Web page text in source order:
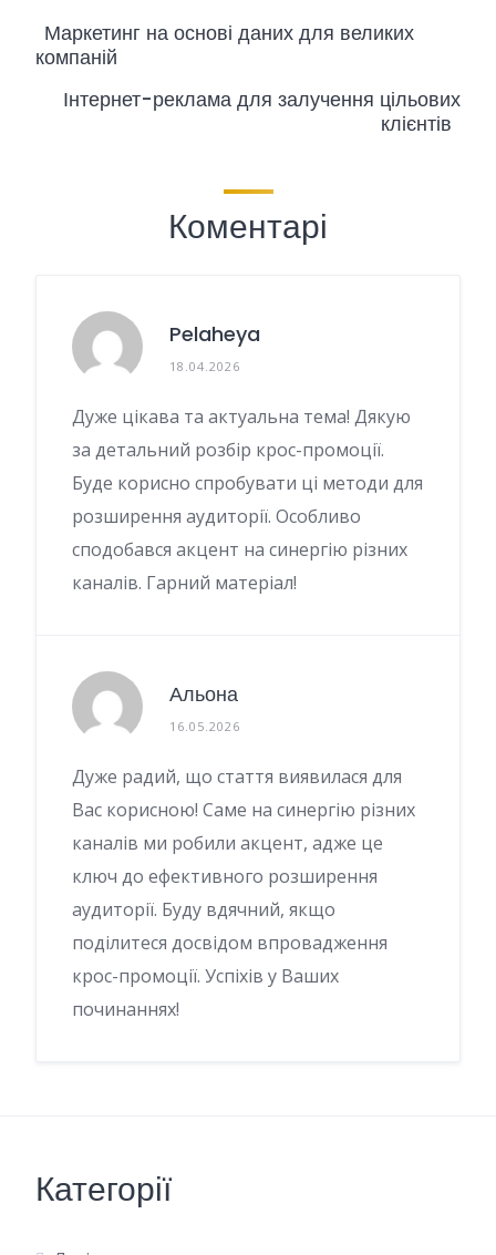
Маркетинг на основі даних для великих
компаній
Інтернет-реклама для залучення цільових
клієнтів
Коментарі
Pelaheya
18.04.2026
Дуже цікава та актуальна тема! Дякую
за детальний розбір крос-промоції.
Буде корисно спробувати ці методи для
розширення аудиторії. Особливо
сподобався акцент на синергію різних
каналів. Гарний матеріал!
Альона
16.05.2026
Дуже радий, що стаття виявилася для
Вас корисною! Саме на синергію різних
каналів ми робили акцент, адже це
ключ до ефективного розширення
аудиторії. Буду вдячний, якщо
поділитеся досвідом впровадження
крос-промоції. Успіхів у Ваших
починаннях!
Категорії